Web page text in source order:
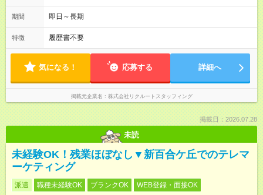
期間 即日～長期
特徴 履歴書不要
気になる！ 応募する 詳細へ
掲載元企業名 株式会社リクルートスタッフィング
掲載日：2026.07.28
未読
未経験OK！残業ほぼなし▼新百合ケ丘でのテレマ
ーケティング
派遣 職種未経験OK ブランクOK WEB登録・面接OK